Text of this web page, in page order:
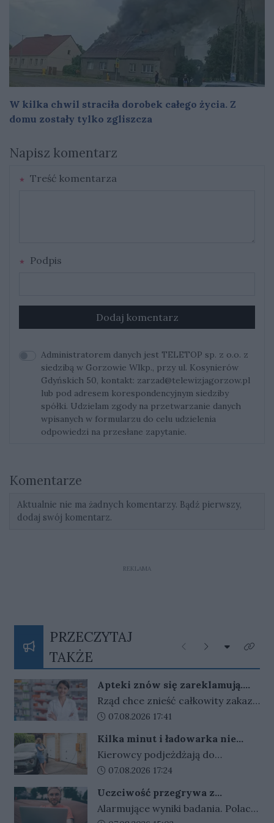
W kilka chwil straciła dorobek całego życia. Z
domu zostały tylko zgliszcza
Napisz komentarz
Treść komentarza
Podpis
Dodaj komentarz
Administratorem danych jest TELETOP sp. z o.o. z
siedzibą w Gorzowie Wlkp., przy ul. Kosynierów
Gdyńskich 50, kontakt: zarzad@telewizjagorzow.pl
lub pod adresem korespondencyjnym siedziby
spółki. Udzielam zgody na przetwarzanie danych
wpisanych w formularzu do celu udzielenia
odpowiedzi na przesłane zapytanie.
Komentarze
Aktualnie nie ma żadnych komentarzy. Bądź pierwszy,
dodaj swój komentarz.
REKLAMA
PRZECZYTAJ
TAKŻE
Poprzednie
Następne
Rozwiń
Kliknij
Apteki znów się zareklamują.
Ale nie bez ograniczeń
Rząd chce znieść całkowity zakaz
reklamy aptek. Nadal jednak
lojalnościowe, presja zakupowa i
udział dzieci.
Data dodania artykułu:
07.08.2026 17:41
Kilka minut i ładowarka nie
działa. Złodzieje znaleźli sposób
na szybki zarobek kosztem
kierowców
Kierowcy podjeżdżają do
ładowarek i zamiast przewodów
kabli stają się plagą, a straty
operatorów sięgają dziesiątek
Data dodania artykułu:
07.08.2026 17:24
Uczciwość przegrywa z
pieniędzmi. Tak tłumaczymy
finansowe przekręty
Alarmujące wyniki badania. Polacy